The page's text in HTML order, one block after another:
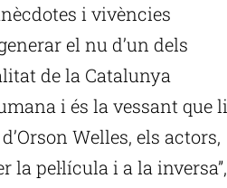
i vivències
el nu d’un dels
de la Catalunya
i és la vessant que li
Welles, els actors,
la pel·lícula i a la inversa”,